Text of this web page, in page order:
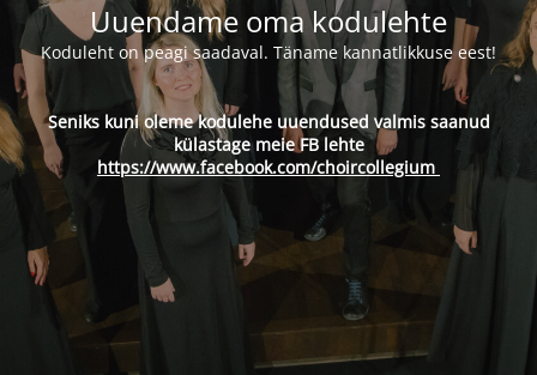
Uuendame oma kodulehte
Koduleht on peagi saadaval. Täname kannatlikkuse eest!
Seniks kuni oleme kodulehe uuendused valmis saanud
külastage meie FB lehte
https://www.facebook.com/choircollegium